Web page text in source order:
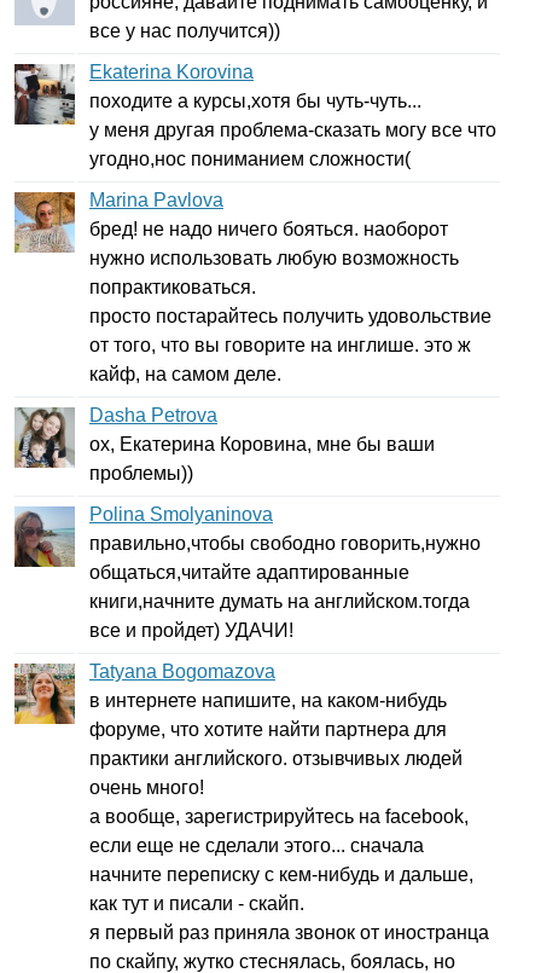
все у нас получится))
Ekaterina Korovina
походите а курсы,хотя бы чуть-чуть...
у меня другая проблема-сказать могу все что
угодно,нос пониманием сложности(
Marina Pavlova
бред! не надо ничего бояться. наоборот
нужно использовать любую возможность
попрактиковаться.
просто постарайтесь получить удовольствие
от того, что вы говорите на инглише. это ж
кайф, на самом деле.
Dasha Petrova
ох, Екатерина Коровина, мне бы ваши
проблемы))
Polina Smolyaninova
правильно,чтобы свободно говорить,нужно
общаться,читайте адаптированные
книги,начните думать на английском.тогда
все и пройдет) УДАЧИ!
Tatyana Bogomazova
в интернете напишите, на каком-нибудь
форуме, что хотите найти партнера для
практики английского. отзывчивых людей
очень много!
а вообще, зарегистрируйтесь на facebook,
если еще не сделали этого... сначала
начните переписку с кем-нибудь и дальше,
как тут и писали - скайп.
я первый раз приняла звонок от иностранца
по скайпу, жутко стеснялась, боялась, но